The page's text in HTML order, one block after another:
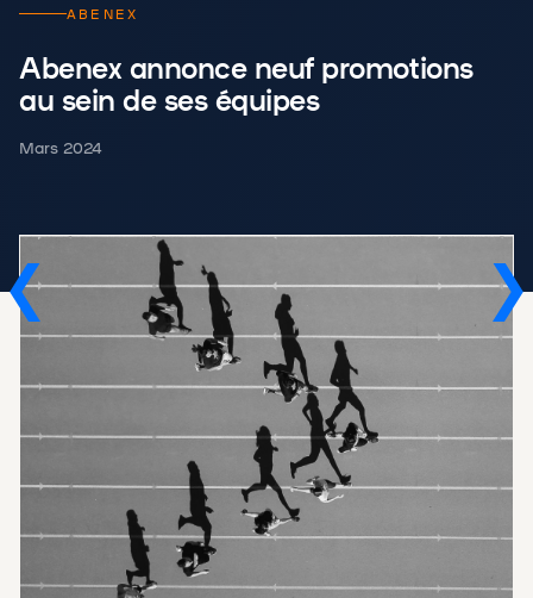
ABENEX
Abenex annonce neuf promotions
au sein de ses équipes
Mars 2024